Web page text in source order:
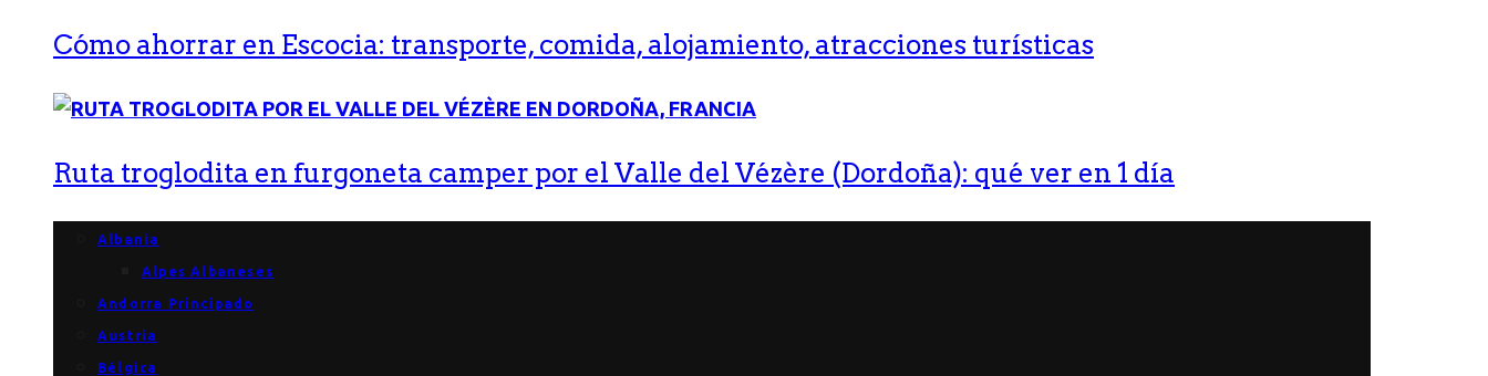
Cómo ahorrar en Escocia: transporte, comida, alojamiento, atracciones turísticas
Ruta troglodita en furgoneta camper por el Valle del Vézère (Dordoña): qué ver en 1 día
Albania
Alpes Albaneses
Andorra Principado
Austria
Bélgica